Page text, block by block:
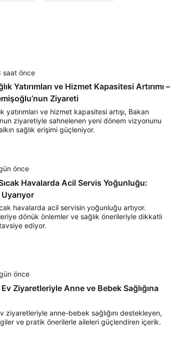
saat önce
Yatırımları ve Hizmet Kapasitesi Artırımı –
Ziyareti
yatırımları ve hizmet kapasitesi artışı, Bakan
ziyaretiyle sahnelenen yeni dönem vizyonunu
sağlık erişimi güçleniyor.
önce
Sıcak Havalarda Acil Servis Yoğunluğu:
havalarda acil servisin yoğunluğu artıyor.
dönük önlemler ve sağlık önerileriyle dikkatli
tavsiye ediyor.
önce
Ev Ziyaretleriyle Anne ve Bebek Sağlığına
ziyaretleriyle anne-bebek sağlığını destekleyen,
ve pratik önerilerle aileleri güçlendiren içerik.